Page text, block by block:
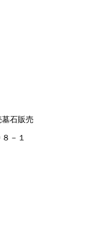
墓石販売
－１